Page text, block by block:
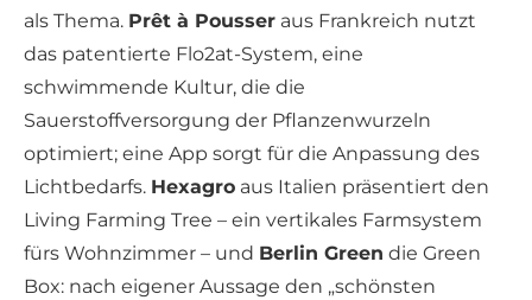
als Thema. Prêt à Pousser aus Frankreich nutzt
das patentierte Flo2at-System, eine
schwimmende Kultur, die die
Sauerstoffversorgung der Pflanzenwurzeln
optimiert; eine App sorgt für die Anpassung des
Lichtbedarfs. Hexagro aus Italien präsentiert den
Living Farming Tree – ein vertikales Farmsystem
fürs Wohnzimmer – und Berlin Green die Green
Box: nach eigener Aussage den „schönsten